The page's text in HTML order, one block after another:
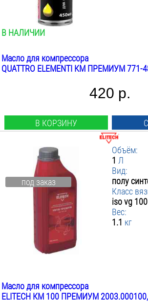
В НАЛИЧИИ
Масло для компрессора
QUATTRO ELEMENTI КМ ПРЕМИУМ 771-
420 р.
В КОРЗИНУ
под заказ
Объём:
1 Л
Вид:
полу
Класс
iso vg 100
Вес:
1.1 кг
Масло для компрессора
ELITECH КМ 100 ПРЕМИУМ